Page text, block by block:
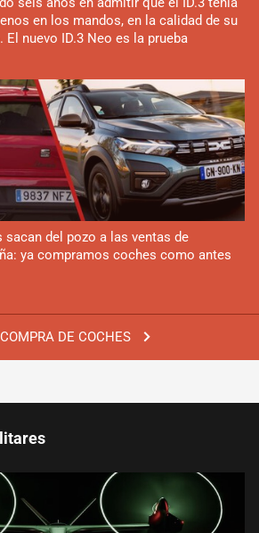
DE COCHES
en los mandos, en la calidad de su
nuevo ID.3 Neo es la prueba
del pozo a las ventas de
ya compramos coches como antes